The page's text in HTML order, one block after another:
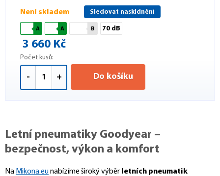
Není skladem Sledovat naskldnění
A A B 70 dB
3 660 Kč
Počet kusů:
- + Do košíku
Letní pneumatiky Goodyear –
bezpečnost, výkon a komfort
Na Mikona.eunabízíme široký výběr letních pneumatik